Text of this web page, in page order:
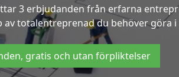
3 erbjudanden från erfarna
totalentreprenad du behöver göra i
gratis och utan förpliktelser